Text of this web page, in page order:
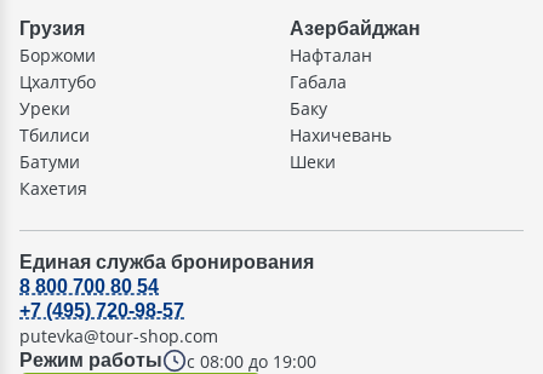
Грузия
Боржоми
Цхалтубо
Уреки
Тбилиси
Батуми
Кахетия
Азербайджан
Нафталан
Габала
Баку
Нахичевань
Шеки
Единая служба бронирования
Режим работы с 08:00 до 19:00
8 800 700 80 54
+7 (495) 720-98-57
putevka@tour-shop.com